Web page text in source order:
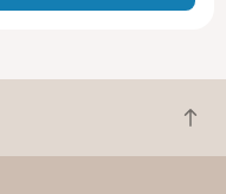
e
g
n
R
e